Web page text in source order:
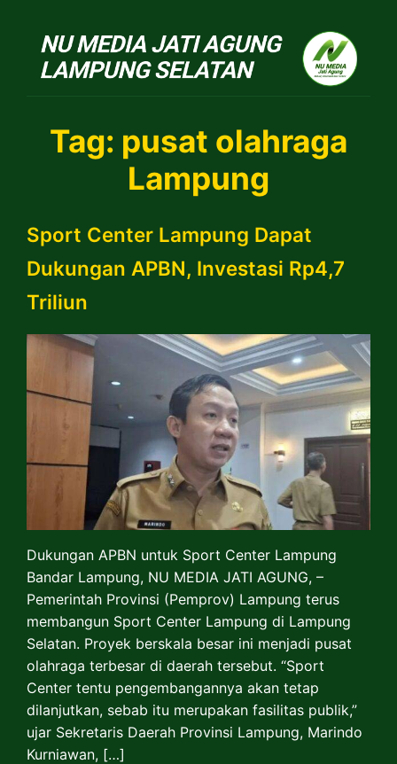
NU
Tag: pusat olahraga
Lampung
Sport Center Lampung Dapat
Dukungan APBN, Investasi Rp4,7
Triliun
Dukungan APBN untuk Sport Center Lampung
Bandar Lampung, NU MEDIA JATI AGUNG, –
Pemerintah Provinsi (Pemprov) Lampung terus
membangun Sport Center Lampung di Lampung
Selatan. Proyek berskala besar ini menjadi pusat
olahraga terbesar di daerah tersebut. “Sport
Center tentu pengembangannya akan tetap
dilanjutkan, sebab itu merupakan fasilitas publik,”
ujar Sekretaris Daerah Provinsi Lampung, Marindo
Kurniawan, […]